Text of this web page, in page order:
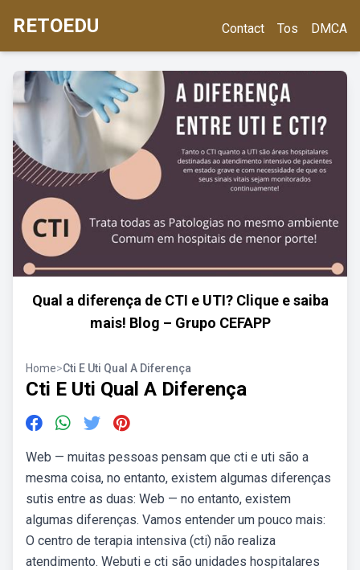
RETOEDU Contact Tos DMCA
Qual a diferença de CTI e UTI? Clique e saiba
mais! Blog – Grupo CEFAPP
Home>Cti E Uti Qual A Diferença
Cti E Uti Qual A Diferença
Web — muitas pessoas pensam que cti e uti são a
mesma coisa, no entanto, existem algumas diferenças
sutis entre as duas: Web — no entanto, existem
algumas diferenças. Vamos entender um pouco mais:
O centro de terapia intensiva (cti) não realiza
atendimento. Webuti e cti são unidades hospitalares